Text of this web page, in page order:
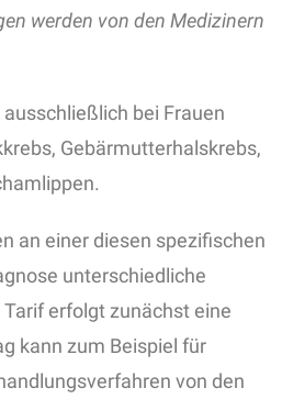
werden von den Medizinern
bei Frauen
Gebärmutterhalskrebs,
an einer diesen spezifischen
unterschiedliche
erfolgt zunächst eine
kann zum Beispiel für
von den